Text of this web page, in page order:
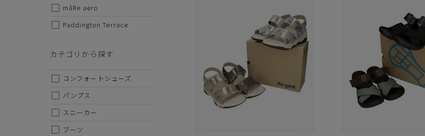
mâRe aero
Paddington Terrace
カテゴリから探す
コンフォートシューズ
パンプス
スニーカー
ブーツ
24.5cm
3cm以上4cm未満
4cm以上5cm未満
5cm以上6cm未満
6cm以上7cm未満
7cm以上8cm未満